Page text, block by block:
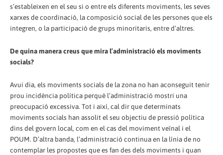
s’estableixen en el seu si o entre els diferents moviments, les seves
xarxes de coordinació, la composició social de les persones que els
integren, o la participació de grups minoritaris, entre d’altres.
De quina manera creus que mira l’administració els moviments
socials?
Avui dia, els moviments socials de la zona no han aconseguit tenir
prou incidència política perquè l’administració mostri una
preocupació excessiva. Tot i així, cal dir que determinats
moviments socials han assolit el seu objectiu de pressió política
dins del govern local, com en el cas del moviment veïnal i el
POUM. D’altra banda, l’administració continua en la línia de no
contemplar les propostes que es fan des dels moviments i quan